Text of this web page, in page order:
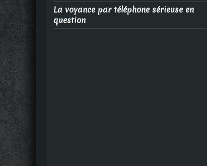
La voyance par téléphone sérieuse en
question